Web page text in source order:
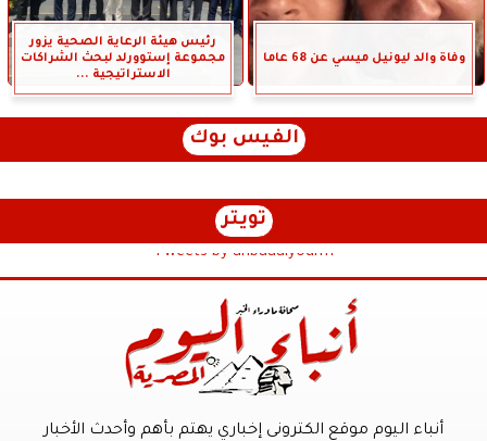
وفاة والد ليونيل ميسي عن 68 عاما
رئيس هيئة الرعاية الصحية يزور
مجموعة إستوورلد لبحث الشراكات
الاستراتيجية ...
الفيس بوك
تويتر
Tweets by anbaaalyoum1
أنباء اليوم موقع الكترونى إخباري يهتم بأهم وأحدث الأخبار